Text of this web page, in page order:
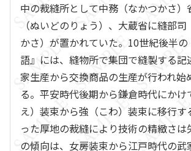
中の裁縫所として中務（なかつかさ）
（ぬいどのりょう）、大蔵省に縫部
かさ）が置かれていた。10世紀後半
語』には、縫物所で集団で縫製する記
家生産から交換商品の生産が行われ始
る。平安時代後期から鎌倉時代にかけ
え）装束から強（こわ）装束に移行す
った厚地の裁縫により技術の精緻さは
の傾向は、女房装束から江戸時代の武